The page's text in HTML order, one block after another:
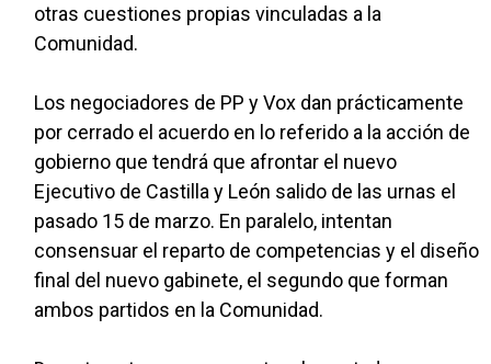
otras cuestiones propias vinculadas a la
Comunidad.
Los negociadores de PP y Vox dan prácticamente
por cerrado el acuerdo en lo referido a la acción de
gobierno que tendrá que afrontar el nuevo
Ejecutivo de Castilla y León salido de las urnas el
pasado 15 de marzo. En paralelo, intentan
consensuar el reparto de competencias y el diseño
final del nuevo gabinete, el segundo que forman
ambos partidos en la Comunidad.